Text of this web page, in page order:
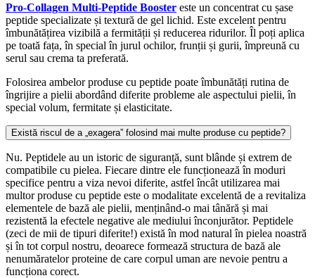
Pro-Collagen Multi-Peptide Booster este un concentrat cu șase
peptide specializate și textură de gel lichid. Este excelent pentru
îmbunătățirea vizibilă a fermității și reducerea ridurilor. Îl poți aplica
pe toată fața, în special în jurul ochilor, frunții și gurii, împreună cu
serul sau crema ta preferată.
Folosirea ambelor produse cu peptide poate îmbunătăți rutina de
îngrijire a pielii abordând diferite probleme ale aspectului pielii, în
special volum, fermitate și elasticitate.
Există riscul de a „exagera” folosind mai multe produse cu peptide?
Nu. Peptidele au un istoric de siguranță, sunt blânde și extrem de
compatibile cu pielea. Fiecare dintre ele funcționează în moduri
specifice pentru a viza nevoi diferite, astfel încât utilizarea mai
multor produse cu peptide este o modalitate excelentă de a revitaliza
elementele de bază ale pielii, menținând-o mai tânără și mai
rezistentă la efectele negative ale mediului înconjurător. Peptidele
(zeci de mii de tipuri diferite!) există în mod natural în pielea noastră
și în tot corpul nostru, deoarece formează structura de bază ale
nenumăratelor proteine ​​de care corpul uman are nevoie pentru a
funcționa corect.